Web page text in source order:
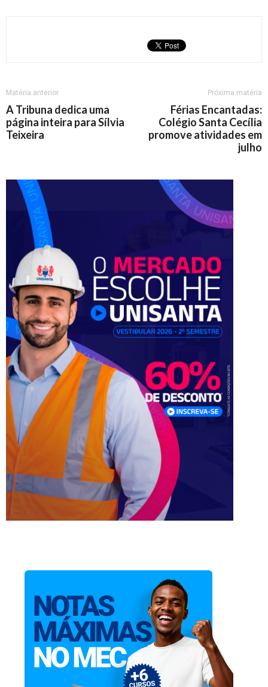
Matéria anterior
A Tribuna dedica uma
página inteira para Sílvia
Teixeira
Próxima matéria
Férias Encantadas:
Colégio Santa Cecília
promove atividades em
julho